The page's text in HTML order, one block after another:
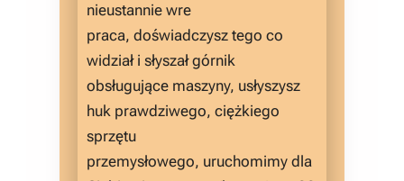
nieustannie wre
praca, doświadczysz tego co
widział i słyszał górnik
obsługujące maszyny, usłyszysz
huk prawdziwego, ciężkiego
sprzętu
przemysłowego, uruchomimy dla